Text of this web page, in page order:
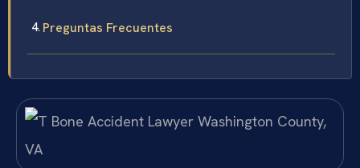
Preguntas Frecuentes